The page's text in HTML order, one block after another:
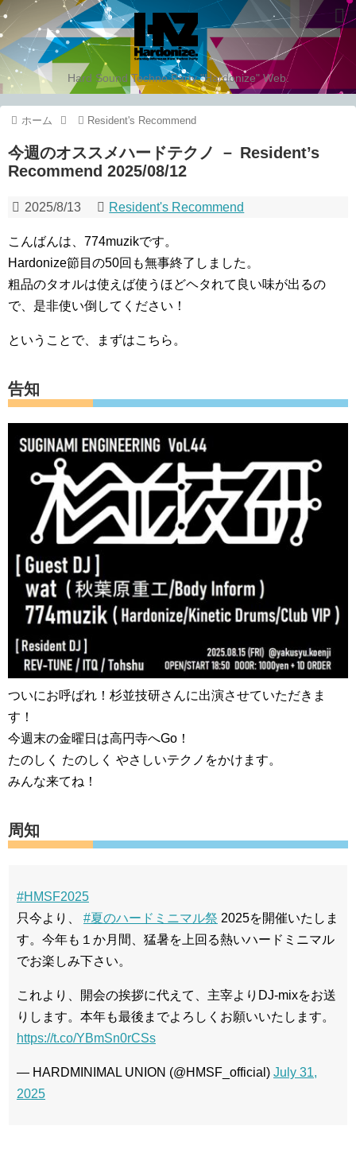
Hard Sound Techno Party "Hardonize" Web.
ホーム Resident's Recommend
今週のオススメハードテクノ － Resident’s
Recommend 2025/08/12
2025/8/13 Resident's Recommend
こんばんは、774muzikです。
Hardonize節目の50回も無事終了しました。
粗品のタオルは使えば使うほどヘタれて良い味が出るの
で、是非使い倒してください！
ということで、まずはこちら。
告知
ついにお呼ばれ！杉並技研さんに出演させていただきま
す！
今週末の金曜日は高円寺へGo！
たのしく たのしく やさしいテクノをかけます。
みんな来てね！
周知
#HMSF2025
只今より、 #夏のハードミニマル祭 2025を開催いたしま
す。今年も１か月間、猛暑を上回る熱いハードミニマル
でお楽しみ下さい。
これより、開会の挨拶に代えて、主宰よりDJ-mixをお送
りします。本年も最後までよろしくお願いいたします。
https://t.co/YBmSn0rCSs
— HARDMINIMAL UNION (@HMSF_official) July 31,
2025